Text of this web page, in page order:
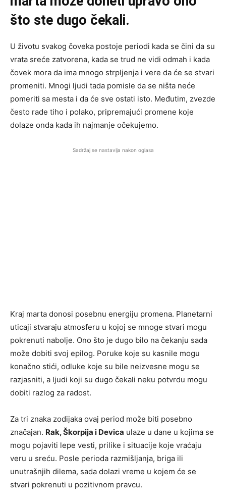
što ste dugo čekali.
U životu svakog čoveka postoje periodi kada se čini da su
vrata sreće zatvorena, kada se trud ne vidi odmah i kada
čovek mora da ima mnogo strpljenja i vere da će se stvari
promeniti. Mnogi ljudi tada pomisle da se ništa neće
pomeriti sa mesta i da će sve ostati isto. Međutim, zvezde
često rade tiho i polako, pripremajući promene koje
dolaze onda kada ih najmanje očekujemo.
Sadržaj se nastavlja nakon oglasa
Kraj marta donosi posebnu energiju promena. Planetarni
uticaji stvaraju atmosferu u kojoj se mnoge stvari mogu
pokrenuti nabolje. Ono što je dugo bilo na čekanju sada
može dobiti svoj epilog. Poruke koje su kasnile mogu
konačno stići, odluke koje su bile neizvesne mogu se
razjasniti, a ljudi koji su dugo čekali neku potvrdu mogu
dobiti razlog za radost.
Za tri znaka zodijaka ovaj period može biti posebno
značajan. Rak, Škorpija i Devica ulaze u dane u kojima se
mogu pojaviti lepe vesti, prilike i situacije koje vraćaju
veru u sreću. Posle perioda razmišljanja, briga ili
unutrašnjih dilema, sada dolazi vreme u kojem će se
stvari pokrenuti u pozitivnom pravcu.